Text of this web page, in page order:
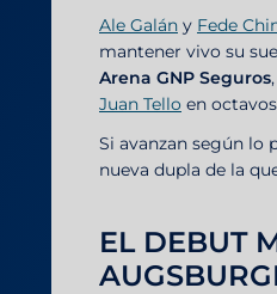
Ale Galán y Fede
mantener vivo su
Arena GNP Seguros
Juan Tello en
Si avanzan según lo
nueva dupla de la
EL DEBUT